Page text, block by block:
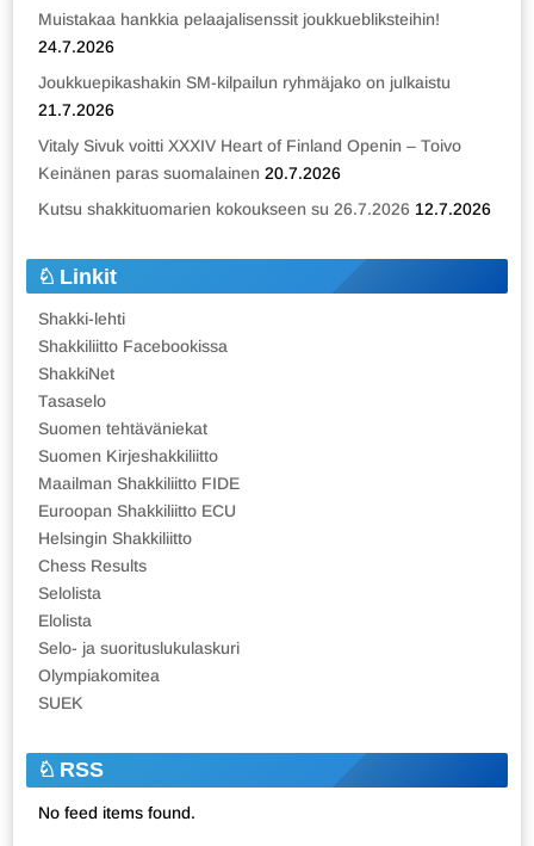
Muistakaa hankkia pelaajalisenssit joukkuebliksteihin!
24.7.2026
Joukkuepikashakin SM-kilpailun ryhmäjako on julkaistu
21.7.2026
Vitaly Sivuk voitti XXXIV Heart of Finland Openin – Toivo
Keinänen paras suomalainen 20.7.2026
Kutsu shakkituomarien kokoukseen su 26.7.2026 12.7.2026
Linkit
Shakki-lehti
Shakkiliitto Facebookissa
ShakkiNet
Tasaselo
Suomen tehtäväniekat
Suomen Kirjeshakkiliitto
Maailman Shakkiliitto FIDE
Euroopan Shakkiliitto ECU
Helsingin Shakkiliitto
Chess Results
Selolista
Elolista
Selo- ja suorituslukulaskuri
Olympiakomitea
SUEK
RSS
No feed items found.